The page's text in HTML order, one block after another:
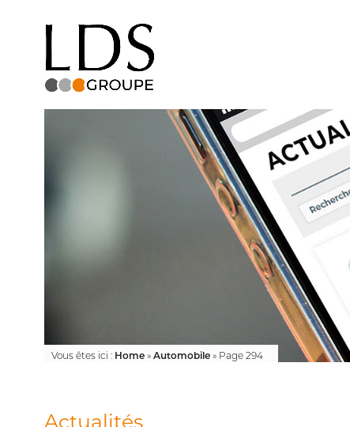
Facebook
Vous êtes ici : Home » Automobile » Page 294
Actualités